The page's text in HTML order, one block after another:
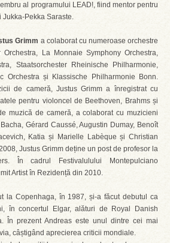
al programului LEAD!, fiind mentor pentru
Pekka Saraste.
Grimm a colaborat cu numeroase orchestre
La Monnaie Symphony Orchestra,
Staatsorchester Rheinische Philharmonie,
Orchestra și Klassische Philharmonie Bonn.
de cameră, Justus Grimm a înregistrat cu
pentru violoncel de Beethoven, Brahms și
muzică de cameră, a colaborat cu muzicieni
Gérard Caussé, Augustin Dumay, Benoît
Katia și Marielle Labèque și Christian
Justus Grimm deține un post de profesor la
În cadrul Festivalulului Montepulciano
Artist în Rezidență din 2010.
la Copenhaga, în 1987, și-a făcut debutul ca
în concertul Elgar, alături de Royal Danish
În prezent Andreas este unul dintre cei mai
câștigând aprecierea criticii mondiale.